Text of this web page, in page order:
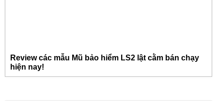
Review các mẫu Mũ bảo hiểm LS2 lật cằm bán chạy
hiện nay!